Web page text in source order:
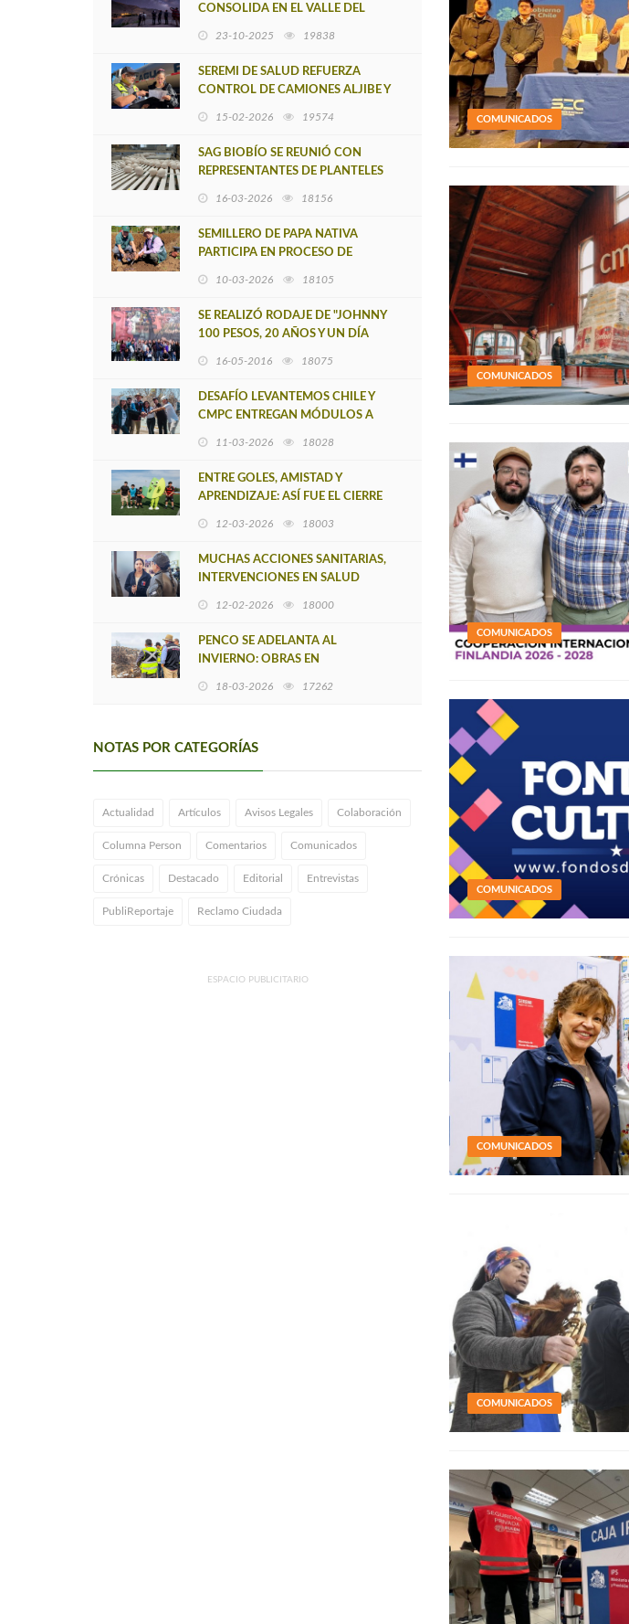
CONSOLIDA EN EL VALLE DEL
PERMITEN VER ESTRELLAS DESDE
LA COMUNIDAD
23-10-2025 19838
SEREMI DE SALUD REFUERZA
CONTROL DE CAMIONES ALJIBE Y
15-02-2026 19574
SAG BIOBÍO SE REUNIÓ CON
REPRESENTANTES DE PLANTELES
16-03-2026 18156
SEMILLERO DE PAPA NATIVA
PARTICIPA EN PROCESO DE
10-03-2026 18105
SE REALIZÓ RODAJE DE "JOHNNY
100 PESOS, 20 AÑOS Y UN DÍA
16-05-2016 18075
DESAFÍO LEVANTEMOS CHILE Y
CMPC ENTREGAN MÓDULOS A
RETORNO A CLASES DE L
11-03-2026 18028
ENTRE GOLES, AMISTAD Y
APRENDIZAJE: ASÍ FUE EL CIERRE
12-03-2026 18003
MUCHAS ACCIONES SANITARIAS,
INTERVENCIONES EN SALUD
SINIESTROS
12-02-2026 18000
PENCO SE ADELANTA AL
INVIERNO: OBRAS EN
18-03-2026 17262
NOTAS POR CATEGORÍAS
Actualidad Artículos Avisos Legales Colaboración
Columna Person Comentarios Comunicados
Crónicas Destacado Editorial Entrevistas
PubliReportaje Reclamo Ciudada
ESPACIO PUBLICITARIO
COMUNICADOS
COMUNICADOS
COMUNICADOS
COMUNICADOS
COMUNICADOS
COMUNICADOS